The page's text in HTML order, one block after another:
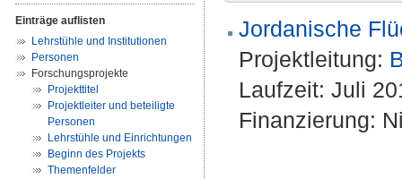
Einträge auflisten
Lehrstühle und Institutionen
Personen
Forschungsprojekte
Projekttitel
Projektleiter und beteiligte
Personen
Lehrstühle und Einrichtungen
Beginn des Projekts
Themenfelder
Jordanische
Projektleitung:
Laufzeit: Juli
Finanzierung: